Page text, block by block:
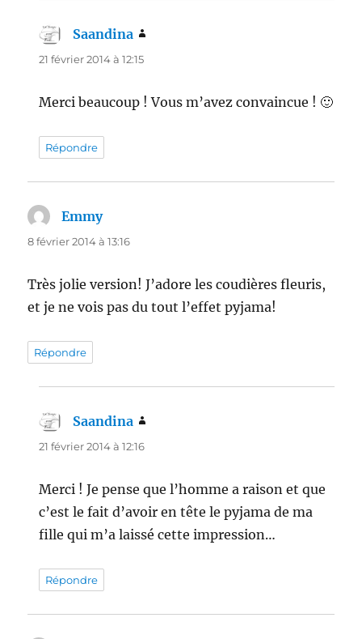
Saandina
21 février 2014 à 12:15
Merci beaucoup ! Vous m’avez convaincue ! 🙂
Répondre
Emmydit :
8 février 2014 à 13:16
Très jolie version! J’adore les coudières fleuris,
et je ne vois pas du tout l’effet pyjama!
Répondre
Saandina
21 février 2014 à 12:16
Merci ! Je pense que l’homme a raison et que
c’est le fait d’avoir en tête le pyjama de ma
fille qui m’a laissé cette impression…
Répondre